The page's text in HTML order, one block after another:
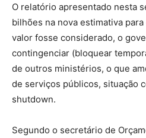
O relatório apresentado nesta
bilhões na nova estimativa
valor fosse considerado, o
contingenciar (bloquear
de outros ministérios, o que
de serviços públicos, situação
shutdown.
Segundo o secretário de